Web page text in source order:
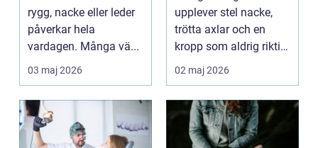
rygg, nacke eller leder
påverkar hela
vardagen. Många vä...
03 maj 2026
upplever stel nacke,
trötta axlar och en
kropp som aldrig riktigt
hinner återhämta si...
02 maj 2026